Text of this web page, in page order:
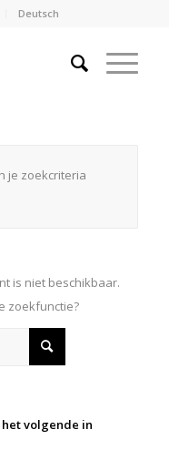
Deutsch
je zoekcriteria
is niet beschikbaar.
zoekfunctie?
volgende in